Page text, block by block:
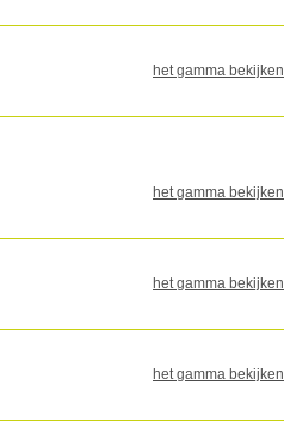
het gamma bekijken
het gamma bekijken
het gamma bekijken
het gamma bekijken